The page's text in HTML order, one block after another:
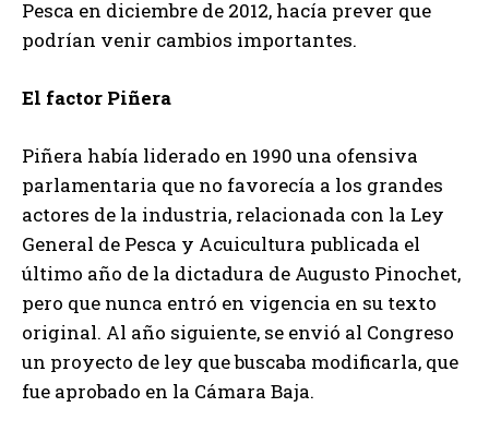
Pesca en diciembre de 2012, hacía prever que
podrían venir cambios importantes.
El factor Piñera
Piñera había liderado en 1990 una ofensiva
parlamentaria que no favorecía a los grandes
actores de la industria, relacionada con la Ley
General de Pesca y Acuicultura publicada el
último año de la dictadura de Augusto Pinochet,
pero que nunca entró en vigencia en su texto
original. Al año siguiente, se envió al Congreso
un proyecto de ley que buscaba modificarla, que
fue aprobado en la Cámara Baja.